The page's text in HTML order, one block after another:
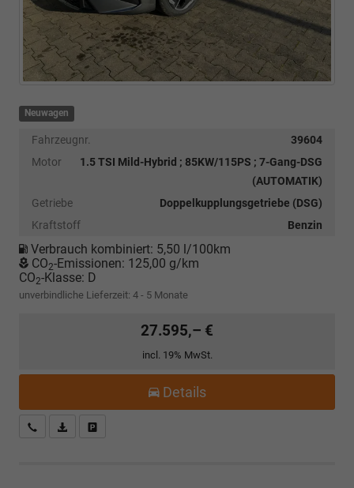
Neuwagen
Fahrzeugnr.
39604
Motor
1.5 TSI Mild-Hybrid ; 85KW/115PS ; 7-Gang-DSG
(AUTOMATIK)
Getriebe
Doppelkupplungsgetriebe (DSG)
Kraftstoff
Benzin
Verbrauch kombiniert: 5,50 l/100km
CO2-Emissionen: 125,00 g/km
CO2-Klasse: D
unverbindliche Lieferzeit: 4 - 5 Monate
27.595,– €
incl. 19% MwSt.
Details
Kostenloser Rückruf-Service
PDF-Datei, Fahrzeugexposé drucken